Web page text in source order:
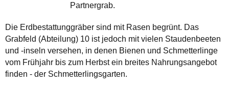
Partnergrab.
Die Erdbestattunggräber sind mit Rasen begrünt. Das
Grabfeld (Abteilung) 10 ist jedoch mit vielen Staudenbeeten
und -inseln versehen, in denen Bienen und Schmetterlinge
vom Frühjahr bis zum Herbst ein breites Nahrungsangebot
finden - der Schmetterlingsgarten.